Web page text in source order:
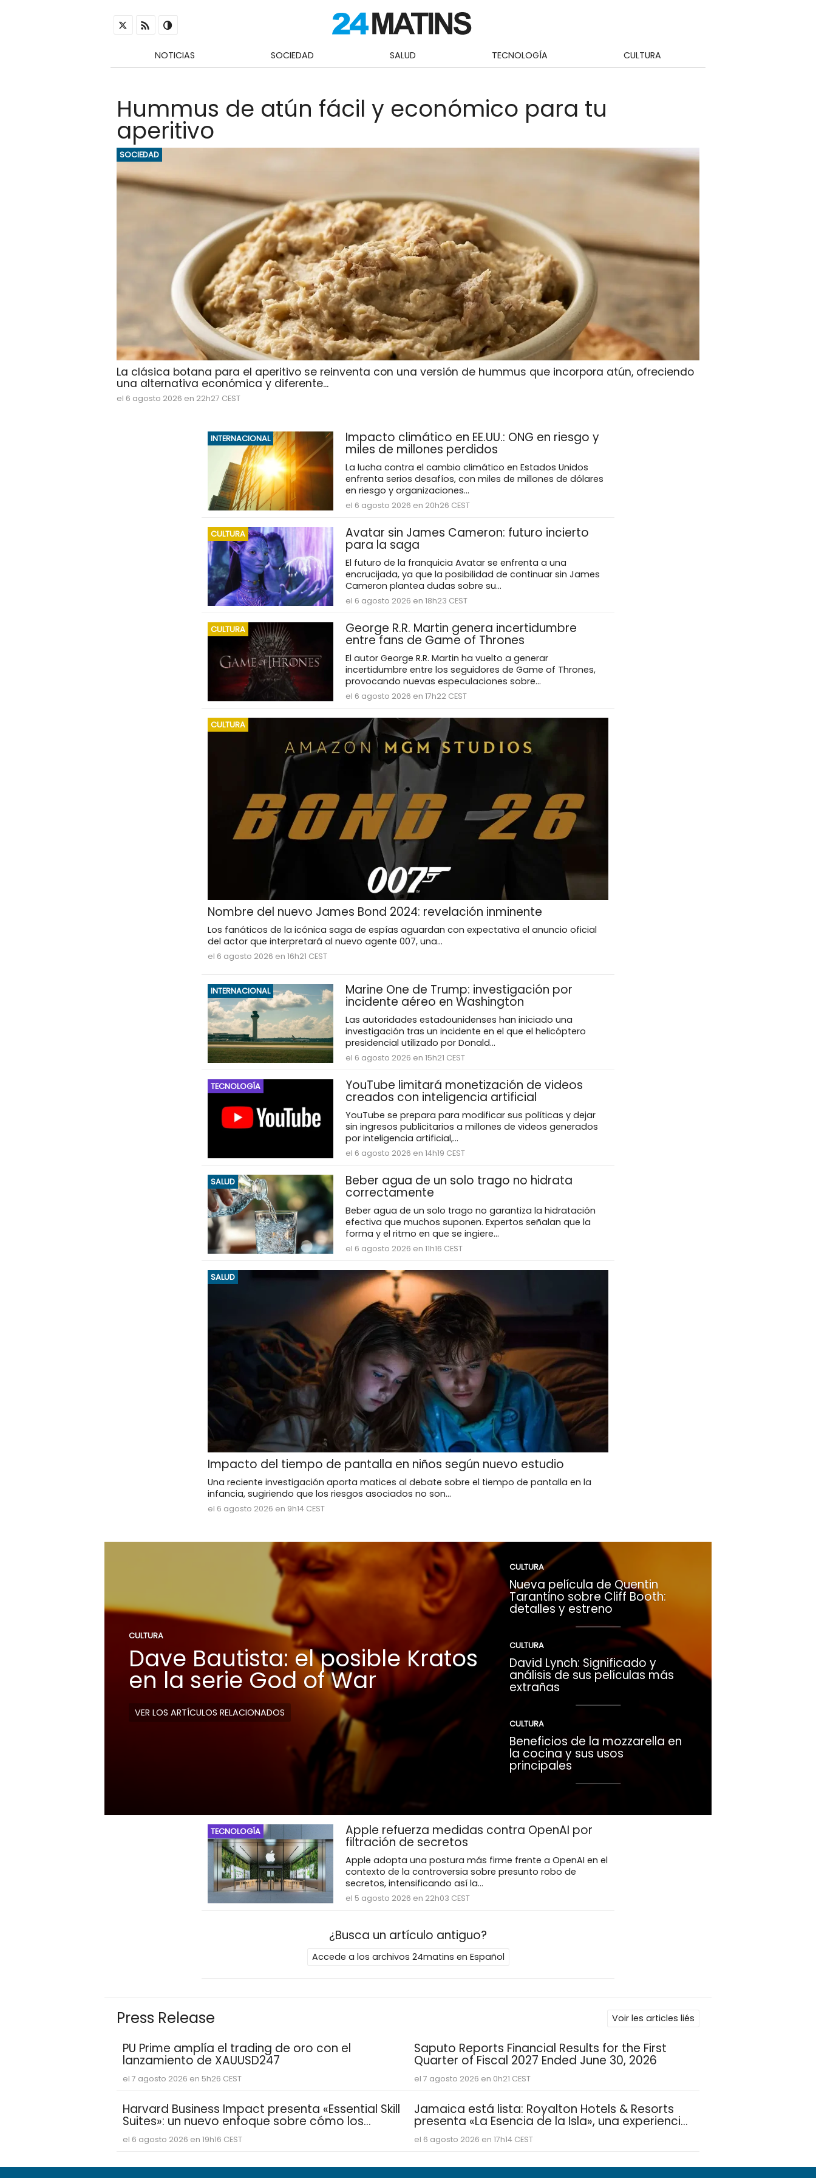
NOTICIAS SOCIEDAD SALUD TECNOLOGÍA CULTURA
Hummus de atún fácil y económico para tu
aperitivo
SOCIEDAD
La clásica botana para el aperitivo se reinventa con una versión de hummus que incorpora atún, ofreciendo
una alternativa económica y diferente...
el 6 agosto 2026 en 22h27 CEST
INTERNACIONAL Impacto climático en EE.UU.: ONG en riesgo y
miles de millones perdidos
La lucha contra el cambio climático en Estados Unidos
enfrenta serios desafíos, con miles de millones de dólares
en riesgo y organizaciones...
el 6 agosto 2026 en 20h26 CEST
CULTURA Avatar sin James Cameron: futuro incierto
para la saga
El futuro de la franquicia Avatar se enfrenta a una
encrucijada, ya que la posibilidad de continuar sin James
Cameron plantea dudas sobre su...
el 6 agosto 2026 en 18h23 CEST
CULTURA George R.R. Martin genera incertidumbre
entre fans de Game of Thrones
El autor George R.R. Martin ha vuelto a generar
incertidumbre entre los seguidores de Game of Thrones,
provocando nuevas especulaciones sobre...
el 6 agosto 2026 en 17h22 CEST
CULTURA
Nombre del nuevo James Bond 2024: revelación inminente
Los fanáticos de la icónica saga de espías aguardan con expectativa el anuncio oficial
del actor que interpretará al nuevo agente 007, una...
el 6 agosto 2026 en 16h21 CEST
INTERNACIONAL Marine One de Trump: investigación por
incidente aéreo en Washington
Las autoridades estadounidenses han iniciado una
investigación tras un incidente en el que el helicóptero
presidencial utilizado por Donald...
el 6 agosto 2026 en 15h21 CEST
TECNOLOGÍA YouTube limitará monetización de videos
creados con inteligencia artificial
YouTube se prepara para modificar sus políticas y dejar
sin ingresos publicitarios a millones de videos generados
por inteligencia artificial,...
el 6 agosto 2026 en 14h19 CEST
SALUD Beber agua de un solo trago no hidrata
correctamente
Beber agua de un solo trago no garantiza la hidratación
efectiva que muchos suponen. Expertos señalan que la
forma y el ritmo en que se ingiere...
el 6 agosto 2026 en 11h16 CEST
SALUD
Impacto del tiempo de pantalla en niños según nuevo estudio
Una reciente investigación aporta matices al debate sobre el tiempo de pantalla en la
infancia, sugiriendo que los riesgos asociados no son...
el 6 agosto 2026 en 9h14 CEST
CULTURA
Dave Bautista: el posible Kratos
en la serie God of War
VER LOS ARTÍCULOS RELACIONADOS
CULTURA
Nueva película de Quentin
Tarantino sobre Cliff Booth:
detalles y estreno
CULTURA
David Lynch: Significado y
análisis de sus películas más
extrañas
CULTURA
Beneficios de la mozzarella en
la cocina y sus usos
principales
TECNOLOGÍA Apple refuerza medidas contra OpenAI por
filtración de secretos
Apple adopta una postura más firme frente a OpenAI en el
contexto de la controversia sobre presunto robo de
secretos, intensificando así la...
el 5 agosto 2026 en 22h03 CEST
¿Busca un artículo antiguo?
Accede a los archivos 24matins en Español
Press Release Voir les articles liés
PU Prime amplía el trading de oro con el
lanzamiento de XAUUSD247
el 7 agosto 2026 en 5h26 CEST
Saputo Reports Financial Results for the First
Quarter of Fiscal 2027 Ended June 30, 2026
el 7 agosto 2026 en 0h21 CEST
Harvard Business Impact presenta «Essential Skill
Suites»: un nuevo enfoque sobre cómo los
estudiantes aprenden y desarrollan las
competencias personales distintivas que
el 6 agosto 2026 en 19h16 CEST
Jamaica está lista: Royalton Hotels & Resorts
presenta «La Esencia de la Isla», una experiencia
vacacional para familias
el 6 agosto 2026 en 17h14 CEST